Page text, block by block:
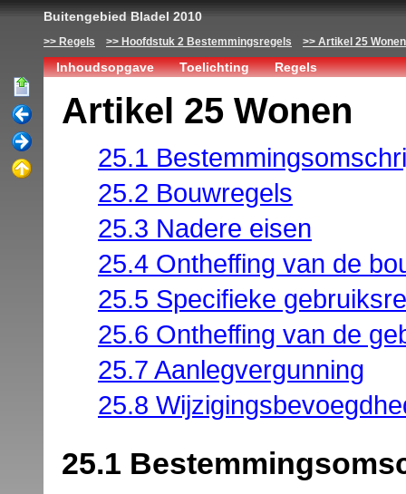
Buitengebied Bladel 2010
Regels Hoofdstuk 2 Bestemmingsregels Artikel 25 Wonen
Inhoudsopgave Toelichting Regels
Artikel 25 Wonen
25.1
25.2 Bouwregels
25.3 Nadere eisen
25.4 Ontheffing van de
25.5 Specifieke
25.6 Ontheffing van de
25.7 Aanlegvergunning
25.8
25.1